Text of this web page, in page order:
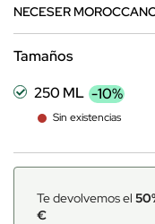
NECESER
Tamaños
250 ML -10%
Sin existencias
Te devolvemos el
€